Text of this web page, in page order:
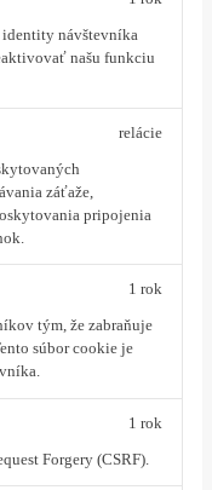
identity návštevníka
našu funkciu
záťaže,
pripojenia
relácie
tým, že zabraňuje
súbor cookie je
1 rok
Forgery (CSRF).
1 rok